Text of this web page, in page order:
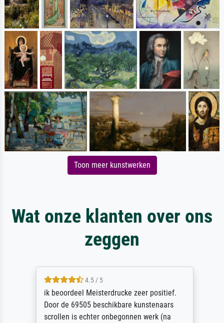
Toon meer kunstwerken
Wat onze klanten over ons
zeggen
4.5 / 5
ik beoordeel Meisterdrucke zeer positief.
Door de 69505 beschikbare kunstenaars
scrollen is echter onbegonnen werk (na